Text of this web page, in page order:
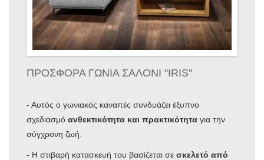
ΠΡΟΣΦΟΡΑ ΓΩΝΙΑ ΣΑΛΟΝΙ "IRIS"
- Αυτός ο γωνιακός καναπές συνδυάζει έξυπνο
σχεδιασμό ανθεκτικότητα και πρακτικότητα για την
σύγχρονη ζωή.
- Η στιβαρή κατασκευή του βασίζεται σε σκελετό από